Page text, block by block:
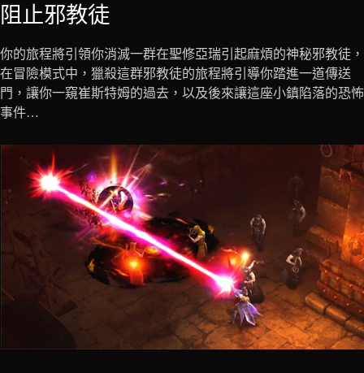
阻止邪教徒
你的旅程將引領你消滅一群在聖修亞瑞引起麻煩的神秘邪教徒，
在冒險模式中，獵殺這群邪教徒的旅程將引導你踏進一道傳送
門，讓你一窺崔斯特姆的過去，以及後來讓這座小鎮陷落的恐怖
事件…